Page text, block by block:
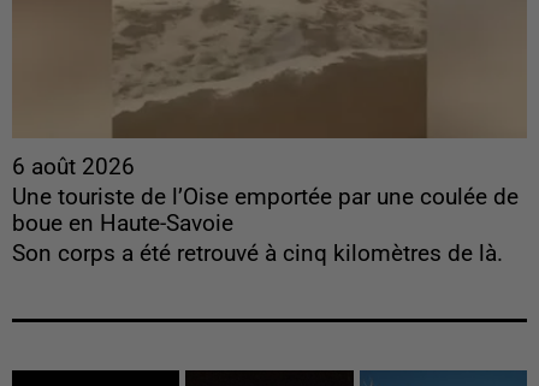
6 août 2026
Une touriste de l’Oise emportée par une coulée de
boue en Haute-Savoie
Son corps a été retrouvé à cinq kilomètres de là.